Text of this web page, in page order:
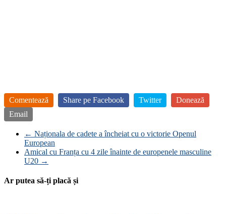
Comentează Share pe Facebook Twitter
Donează
Email
← Naționala de cadete a încheiat cu o victorie Openul
European
Amical cu Franța cu 4 zile înainte de europenele masculine
U20 →
Ar putea să-ți placă și